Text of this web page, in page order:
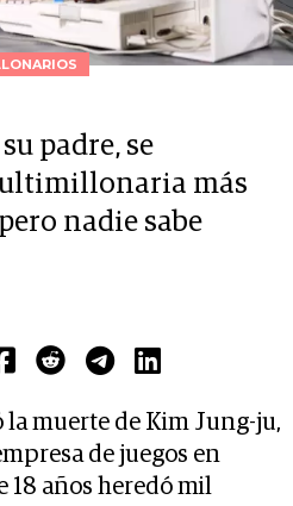
padre, se
más
nadie sabe
la muerte de Kim Jung-ju,
de juegos en
18 años heredó mil